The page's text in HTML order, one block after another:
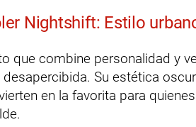
Nightshift: Estilo
que combine personalidad y
Su estética
en la favorita para